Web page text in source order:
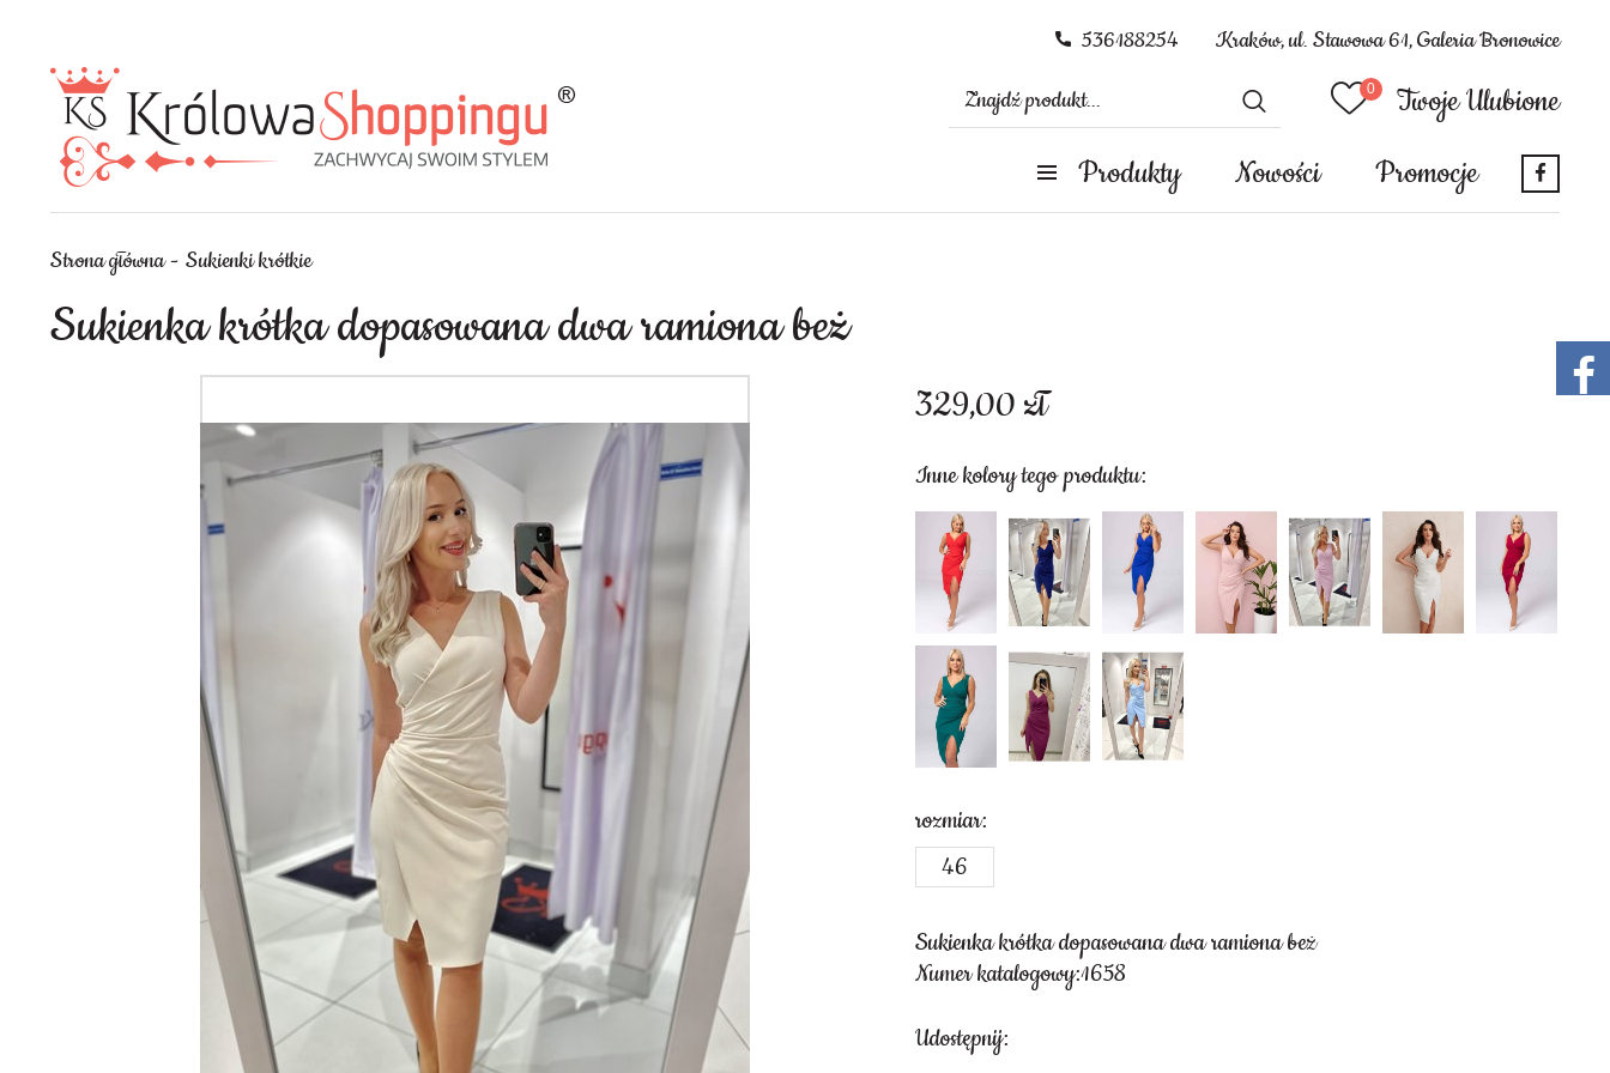
Kraków, ul. Stawowa 61, Galeria Bronowice
536188254
Twoje Ulubione
Produkty
Nowości Promocje
Strona główna Sukienki krótkie
Sukienka krótka dopasowana dwa ramiona beż
329,00 zł
Inne kolory tego produktu:
rozmiar:
46
Sukienka krótka dopasowana dwa ramiona beż
Numer katalogowy:1658
Udostępnij: